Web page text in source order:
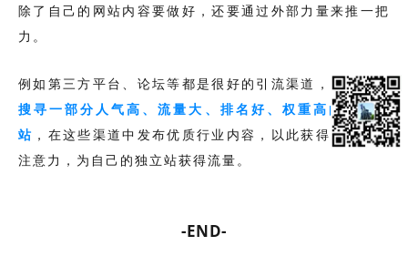
除了自己的网站内容要做好，还要通过外部力量来推一把
力。
例如第三方平台、论坛等都是很好的引流渠道， 企业可以
搜寻一部分人气高、流量大、排名好、权重高的外部网
站 ，在这些渠道中发布优质行业内容，以此获得高曝光和
注意力，为自己的独立站获得流量。
-END-